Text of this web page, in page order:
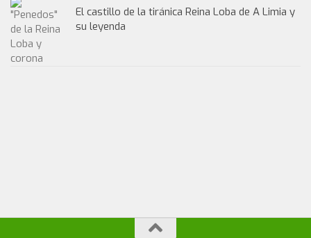
El castillo de la tiránica Reina Loba de A Limia y
su leyenda